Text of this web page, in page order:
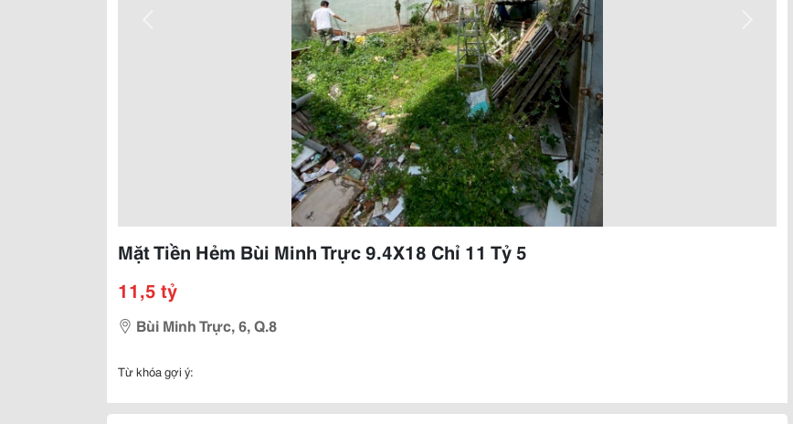
Mặt Tiền Hẻm Bùi Minh Trực 9.4X18 Chỉ 11 Tỷ 5
11,5 tỷ
Bùi Minh Trực, 6, Q.8
Từ khóa gợi ý: